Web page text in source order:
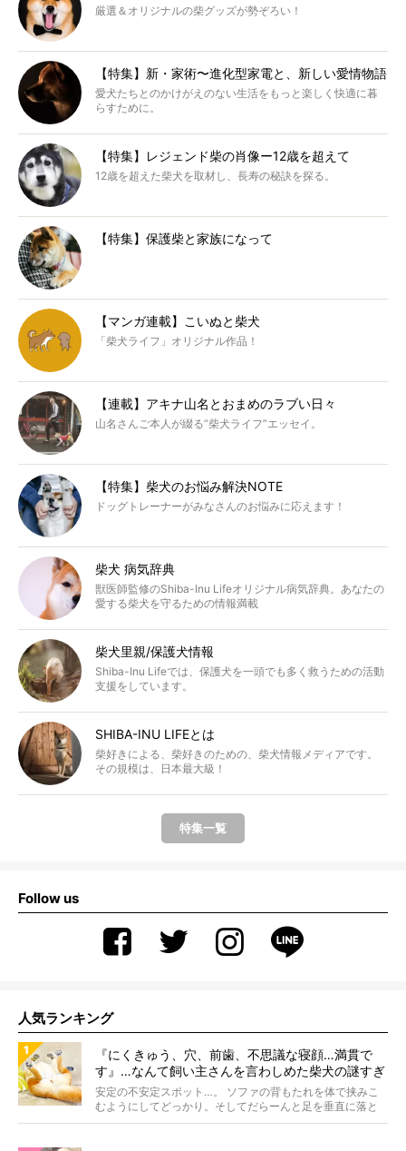
厳選＆オリジナルの柴グッズが勢ぞろい！
【特集】新・家術〜進化型家電と、新しい愛情物語
愛犬たちとのかけがえのない生活をもっと楽しく快適に暮
らすために。
【特集】レジェンド柴の肖像ー12歳を超えて
12歳を超えた柴犬を取材し、長寿の秘訣を探る。
【特集】保護柴と家族になって
【マンガ連載】こいぬと柴犬
「柴犬ライフ」オリジナル作品！
【連載】アキナ山名とおまめのラブい日々
山名さんご本人が綴る“柴犬ライフ”エッセイ。
【特集】柴犬のお悩み解決NOTE
ドッグトレーナーがみなさんのお悩みに応えます！
柴犬 病気辞典
獣医師監修のShiba-Inu Lifeオリジナル病気辞典。あなたの
愛する柴犬を守るための情報満載
柴犬里親/保護犬情報
Shiba-Inu Lifeでは、保護犬を一頭でも多く救うための活動
支援をしています。
SHIBA-INU LIFEとは
柴好きによる、柴好きのための、柴犬情報メディアです。
その規模は、日本最大級！
特集一覧
Follow us
人気ランキング
『にくきゅう、穴、前歯、不思議な寝顔…満貫で
す』…なんて飼い主さんを言わしめた柴犬の謎すぎ
る寝相がコチラです。
安定の不安定スポット…。 ソファの背もたれを体で挟みこ
むようにしてどっかり。そしてだらーんと足を垂直に落と
して...